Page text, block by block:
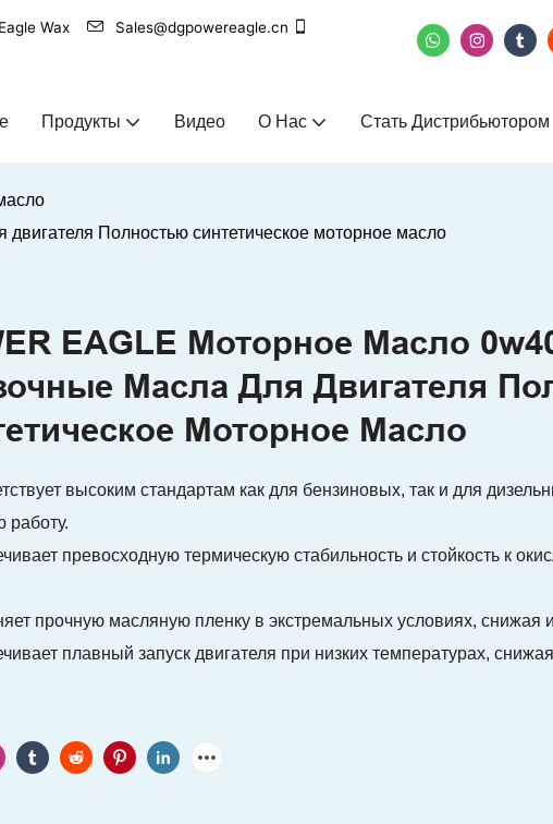
Wax
Sales@dgpowereagle.cn
Продукты Видео О Нас Стать Дистрибьютором
Полностью синтетическое моторное масло
EAGLE Моторное Масло
Масла Для Двигателя
Моторное Масло
высоким стандартам как для бензиновых, так и для
работу.
превосходную термическую стабильность и стойкость к
прочную масляную пленку в экстремальных условиях, снижая
плавный запуск двигателя при низких температурах, снижая